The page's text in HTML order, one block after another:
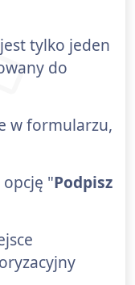
tylko jeden
do
w formularzu,
"Podpisz